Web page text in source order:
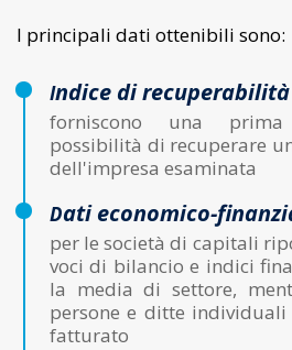
I principali dati ottenibili sono:
indice di
forniscono una
possibilità di recuperare
dell'impresa esaminata
dati economico-
per le società di capitali
voci di bilancio e indici
la media di settore,
persone e ditte
fatturato